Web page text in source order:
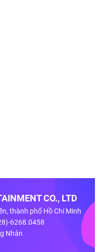
CO., LTD
thành phố Hồ Chí Minh
6268.0458
Nhân